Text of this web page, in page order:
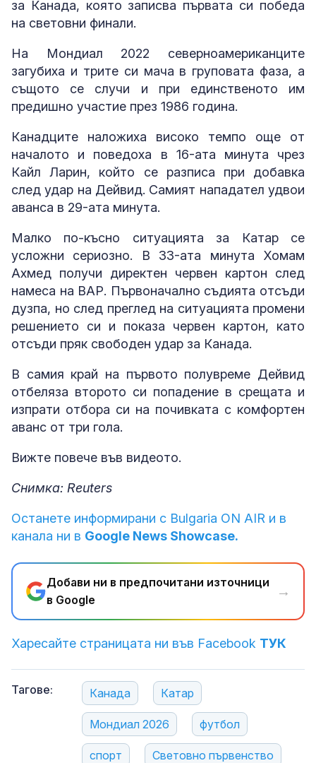
за Канада, която записва първата си победа
на световни финали.
На Мондиал 2022 северноамериканците
загубиха и трите си мача в груповата фаза, а
същото се случи и при единственото им
предишно участие през 1986 година.
Канадците наложиха високо темпо още от
началото и поведоха в 16-ата минута чрез
Кайл Ларин, който се разписа при добавка
след удар на Дейвид. Самият нападател удвои
аванса в 29-ата минута.
Малко по-късно ситуацията за Катар се
усложни сериозно. В 33-ата минута Хомам
Ахмед получи директен червен картон след
намеса на ВАР. Първоначално съдията отсъди
дузпа, но след преглед на ситуацията промени
решението си и показа червен картон, като
отсъди пряк свободен удар за Канада.
В самия край на първото полувреме Дейвид
отбеляза второто си попадение в срещата и
изпрати отбора си на почивката с комфортен
аванс от три гола.
Вижте повече във видеото.
Снимка: Reuters
Останете информирани с Bulgaria ON AIR и в
канала ни в Google News Showcase.
Добави ни в предпочитани източници
в Google
→
Харесайте страницата ни във Facebook ТУК
Тагове: Канада Катар
Мондиал 2026 футбол
спорт Световно първенство